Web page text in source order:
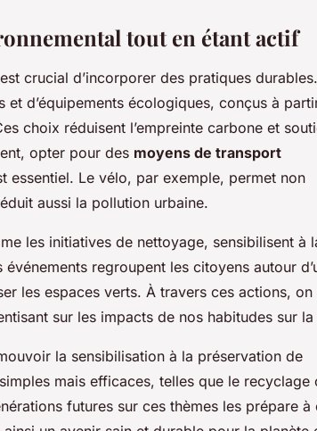
tout en étant actif
crucial d’incorporer des pratiques
d’équipements écologiques, conçus à
choix réduisent l’empreinte carbone et
opter pour des moyens de transport
essentiel. Le vélo, par exemple, permet non
aussi la pollution urbaine.
les initiatives de nettoyage, sensibilisent à
regroupent les citoyens autour
les espaces verts. À travers ces actions, on
sur les impacts de nos habitudes sur la
la sensibilisation à la préservation de
mais efficaces, telles que le recyclage
futures sur ces thèmes les prépare à